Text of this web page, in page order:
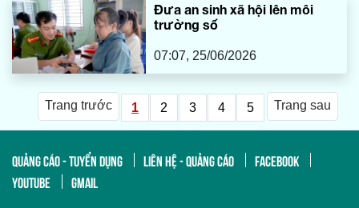
Đưa an sinh xã hội lên môi
trường số
07:07, 25/06/2026
Trang trước 1 2 3 4 5 Trang sau
QUẢNG CÁO - TUYỂN DỤNG LIÊN HỆ - QUẢNG CÁO
FACEBOOK
YOUTUBE
GMAIL